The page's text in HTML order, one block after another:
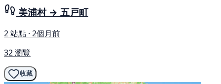
美浦村 → 五戸町
2 站點 · 2個月前
32 瀏覽
收藏